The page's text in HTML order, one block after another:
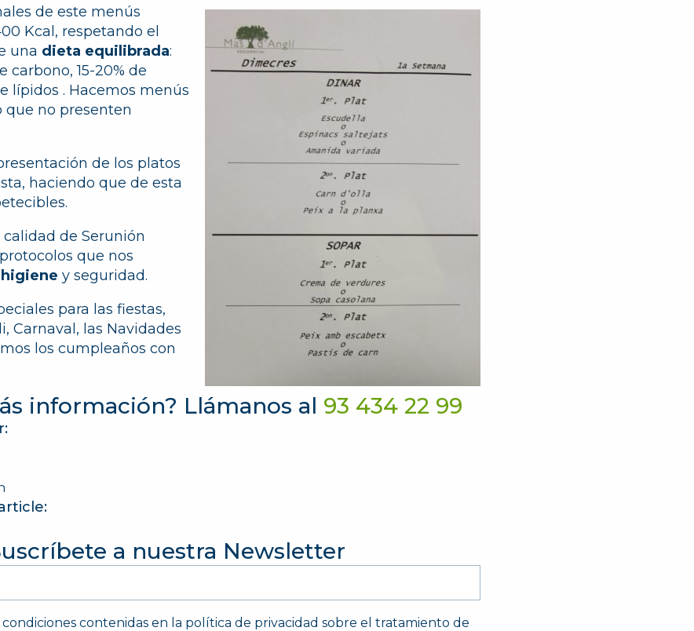
de este menús
Kcal, respetando el
una dieta equilibrada:
carbono, 15-20% de
lípidos . Hacemos menús
que no presenten
de los platos
haciendo que de esta
de Serunión
que nos
higiene y seguridad.
para las fiestas,
Carnaval, las Navidades
los cumpleaños con
información? Llámanos al 93 434 22 99
a nuestra Newsletter
contenidas en la política de privacidad sobre el tratamiento de